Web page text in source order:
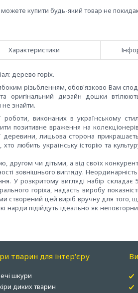
можете купити будь-який товар не
Характеристики
дерево горіх.
різьбленням, обов'язково Вам
оригінальний дизайн дошки
знайти.
роботи, виконаних в українському
позитивне враження на
деревини, лицьова сторона
любить українську історію та
чи дітьми, а від своїх
зовнішнього вигляду.
У розкритому вигляді набір
горіха, надасть виробу
створений цей виріб вручну для того,
нарди підійдуть ідеально як
тварин для інтер'єру
шкури
диких тварин